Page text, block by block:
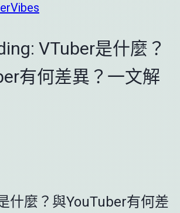
VTuber是什麼？
有何差異？一文解
什麼？與YouTuber有何差